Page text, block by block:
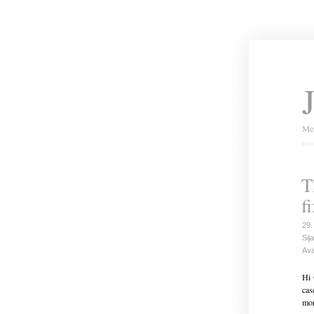
29.
Hi